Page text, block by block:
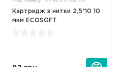
Картридж з нитки 2,5*10 10
мкм ECOSOFT